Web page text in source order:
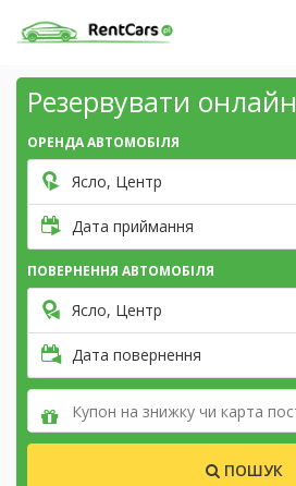
Резервувати онлайн
ОРЕНДА АВТОМОБІЛЯ
Ясло, Центр
Дата приймання
ПОВЕРНЕННЯ АВТОМОБІЛЯ
Ясло, Центр
Дата повернення
ПОШУК